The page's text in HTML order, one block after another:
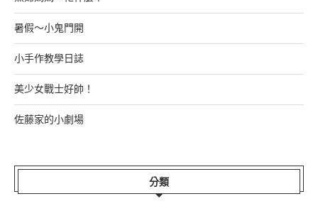
暑假～小鬼門開
小手作教學日誌
美少女戰士好帥！
佐藤家的小劇場
分類